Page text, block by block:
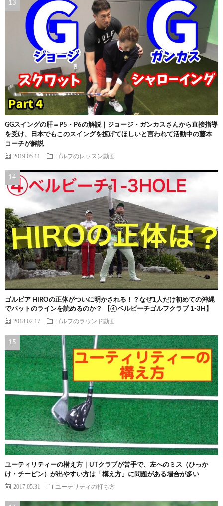
GGスイングの肝＝P5・P6の解説｜ジョージ・ガンカスさんから直接指導
を受け、日本でもこのスイングを拡げてほしいと言われて活動中の藤本
コーチが解説
2019.05.11 ゴルフのレッスン動画
ゴルピア HIROの正体がついに明かされる！？なぜ1人だけ初めての沖縄
でパットのラインを読めるのか？ 【④ベルビーチゴルフクラブ 1-3H】
2018.02.17 ゴルフのラウンド動画
ユーティリティーの構え方｜UTクラブが苦手で、左へのミス（ひっか
け・チーピン）が出やすい方は「構え方」に問題がある場合が多い
2017.05.31 ユーテリティの打ち方